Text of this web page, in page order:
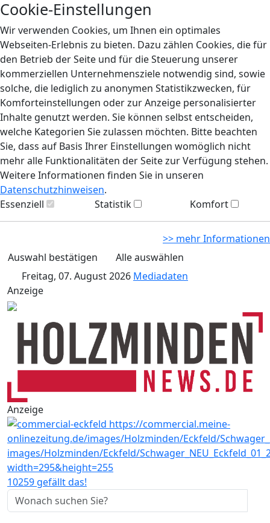
Cookie-Einstellungen
Wir verwenden Cookies, um Ihnen ein optimales
Webseiten-Erlebnis zu bieten. Dazu zählen Cookies, die für
den Betrieb der Seite und für die Steuerung unserer
kommerziellen Unternehmensziele notwendig sind, sowie
solche, die lediglich zu anonymen Statistikzwecken, für
Komforteinstellungen oder zur Anzeige personalisierter
Inhalte genutzt werden. Sie können selbst entscheiden,
welche Kategorien Sie zulassen möchten. Bitte beachten
Sie, dass auf Basis Ihrer Einstellungen womöglich nicht
mehr alle Funktionalitäten der Seite zur Verfügung stehen.
Weitere Informationen finden Sie in unseren
Datenschutzhinweisen.
Essenziell
Statistik Komfort
>> mehr Informationen
Auswahl bestätigen
Alle auswählen
Freitag, 07. August 2026 Mediadaten
Anzeige
Anzeige
10259 gefällt das!